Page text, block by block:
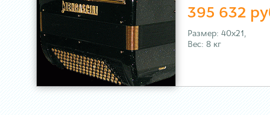
395 632
Размер: 40х21,
Вес: 8 кг